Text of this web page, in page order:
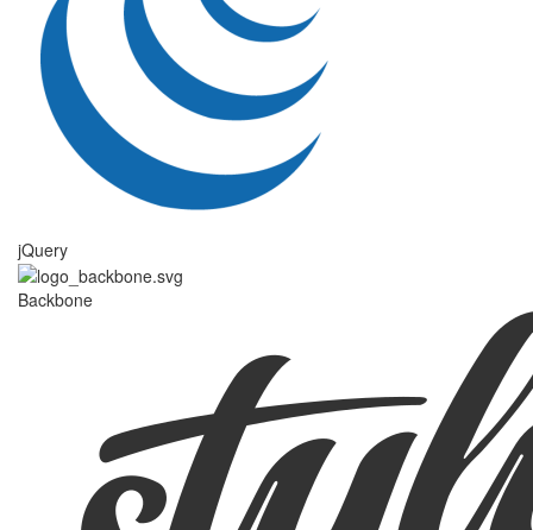
jQuery
Backbone